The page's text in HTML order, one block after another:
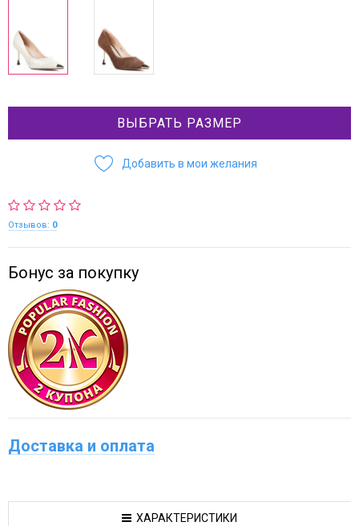
ВЫБРАТЬ РАЗМЕР
Добавить в мои желания
Отзывов: 0
Бонус за покупку
Доставка и оплата
ХАРАКТЕРИСТИКИ